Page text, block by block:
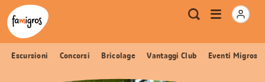
Navigazione
segnalibri
Header
Logo Metanavigazione
Ricerca
Apri
menu
Escursioni Concorsi Bricolage Vantaggi Club Eventi Migros